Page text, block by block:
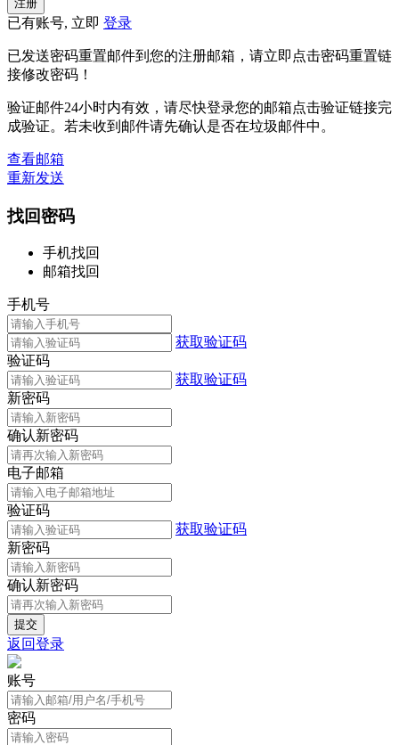
已有账号, 立即 登录
已发送密码重置邮件到您的注册邮箱，请立即点击密码重置链
接修改密码！
验证邮件24小时内有效，请尽快登录您的邮箱点击验证链接完
成验证。若未收到邮件请先确认是否在垃圾邮件中。
查看邮箱
重新发送
找回密码
手机找回
邮箱找回
手机号
获取验证码
验证码
获取验证码
新密码
确认新密码
电子邮箱
验证码
获取验证码
新密码
确认新密码
返回登录
账号
密码